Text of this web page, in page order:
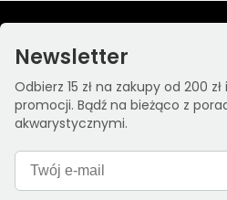
Newsletter
Odbierz 15 zł na zakupy od 200
promocji. Bądź na bieżąco z
akwarystycznymi.